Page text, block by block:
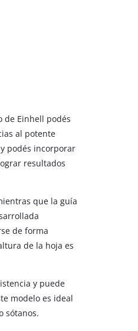
de Einhell podés
al potente
podés incorporar
resultados
que la guía
de forma
de la hoja es
y puede
modelo es ideal
sótanos.